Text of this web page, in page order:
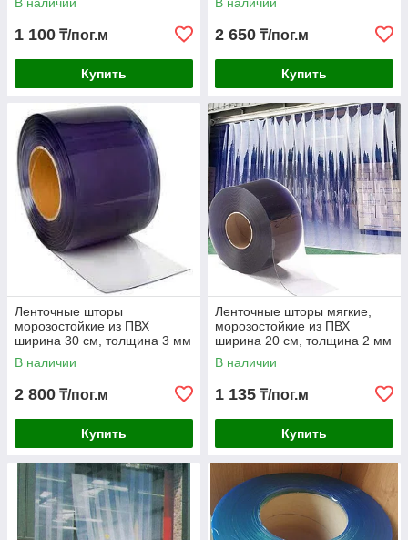
1 100 ₸/пог.м
Купить
2 650 ₸/пог.м
Купить
Ленточные шторы
морозостойкие из ПВХ
ширина 30 см, толщина 3 мм
В наличии
2 800 ₸/пог.м
Купить
Ленточные шторы мягкие,
морозостойкие из ПВХ
ширина 20 см, толщина 2 мм
В наличии
1 135 ₸/пог.м
Купить